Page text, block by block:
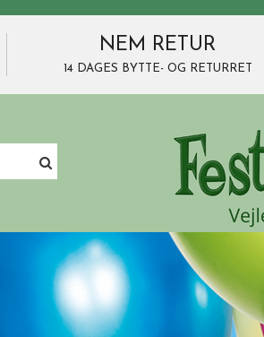
NEM RETUR
14 DAGES BYTTE- OG RETURRET